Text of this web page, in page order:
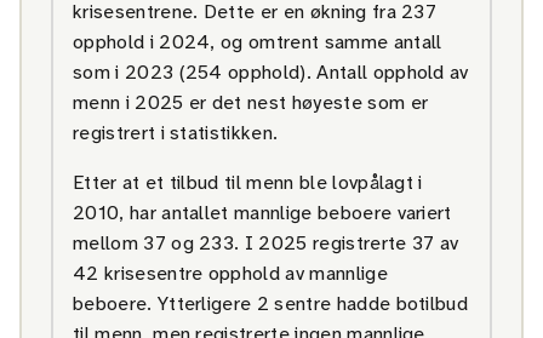
krisesentrene. Dette er en økning fra 237
opphold i 2024, og omtrent samme antall
som i 2023 (254 opphold). Antall opphold av
menn i 2025 er det nest høyeste som er
registrert i statistikken.
Etter at et tilbud til menn ble lovpålagt i
2010, har antallet mannlige beboere variert
mellom 37 og 233. I 2025 registrerte 37 av
42 krisesentre opphold av mannlige
beboere. Ytterligere 2 sentre hadde botilbud